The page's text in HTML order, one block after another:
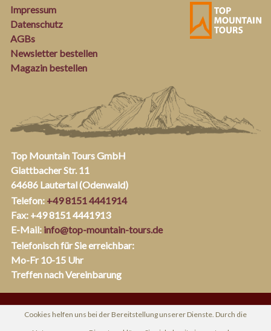
Impressum
Datenschutz
AGBs
Newsletter bestellen
Magazin bestellen
Top Mountain Tours GmbH
Glattbacher Str. 11
64686 Lautertal (Odenwald)
Telefon: +49 8151 4441914
Fax: +49 8151 4441913
E-Mail: info@top-mountain-tours.de
Telefonisch für Sie erreichbar:
Mo-Fr 10-15 Uhr
Treffen nach Vereinbarung
Cookies helfen uns bei der Bereitstellung unserer Dienste. Durch die